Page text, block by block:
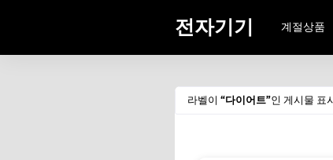
전자기기 계절상품
라벨이 다이어트 인 게시물 표